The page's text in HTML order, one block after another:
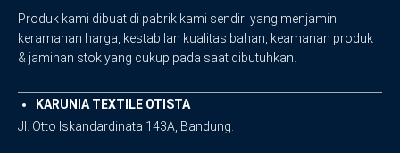
Produk kami dibuat di pabrik kami sendiri yang menjamin
keramahan harga, kestabilan kualitas bahan, keamanan produk
& jaminan stok yang cukup pada saat dibutuhkan.
KARUNIA TEXTILE OTISTA
Jl. Otto Iskandardinata 143A, Bandung.